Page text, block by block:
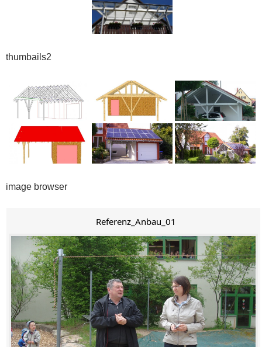
thumbails2
image browser
Referenz_Anbau_01